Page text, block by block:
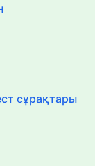
сұрақтары